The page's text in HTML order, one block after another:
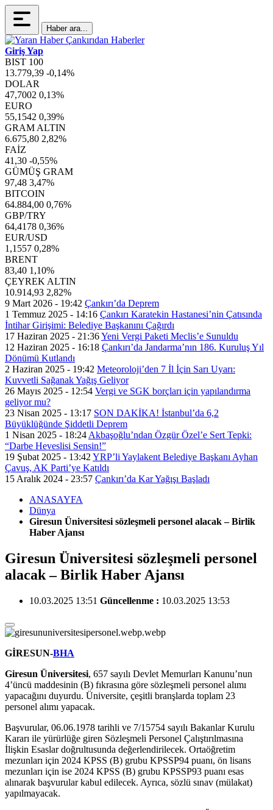
Haber ara...
Giriş Yap
BIST 100
13.779,39 -0,14%
DOLAR
47,7002 0,13%
EURO
55,1542 0,39%
GRAM ALTIN
6.675,80 2,82%
FAİZ
41,30 -0,55%
GÜMÜŞ GRAM
97,48 3,47%
BITCOIN
64.884,00 0,76%
GBP/TRY
64,4178 0,36%
EUR/USD
1,1557 0,28%
BRENT
83,40 1,10%
ÇEYREK ALTIN
10.914,93 2,82%
9 Mart 2026 - 19:42 Çankırı’da Deprem
1 Temmuz 2025 - 14:16 Çankırı Karatekin Hastanesi’nin Çatısında
İntihar Girişimi: Belediye Başkanını Çağırdı
17 Haziran 2025 - 21:36Yeni Vergi Paketi Meclis’e Sunuldu
12 Haziran 2025 - 16:18 Çankırı’da Jandarma’nın 186. Kuruluş Yıl
Dönümü Kutlandı
2 Haziran 2025 - 19:42 Meteoroloji’den 7 İl İçin Sarı Uyarı:
Kuvvetli Sağanak Yağış Geliyor
26 Mayıs 2025 - 12:54 Vergi ve SGK borçları için yapılandırma
geliyor mu?
23 Nisan 2025 - 13:17 SON DAKİKA! İstanbul’da 6,2
Büyüklüğünde Şiddetli Deprem
1 Nisan 2025 - 18:24 Akbaşoğlu’ndan Özgür Özel’e Sert Tepki:
“Darbe Heveslisi Sensin!”
19 Şubat 2025 - 13:42 YRP’li Yaylakent Belediye Başkanı Ayhan
Çavuş, AK Parti’ye Katıldı
15 Aralık 2024 - 23:57 Çankırı’da Kar Yağışı Başladı
ANASAYFA
Dünya
Giresun Üniversitesi sözleşmeli personel alacak – Birlik
Haber Ajansı
Giresun Üniversitesi sözleşmeli personel
alacak – Birlik Haber Ajansı
10.03.2025 13:51 Güncellenme : 10.03.2025 13:53
GİRESUN-BHA
Giresun Üniversitesi, 657 sayılı Devlet Memurları Kanunu’nun
4’üncü maddesinin (B) fıkrasına göre sözleşmeli personel alımı
yapacağını duyurdu. Üniversite, çeşitli branşlarda toplam 23
personel alımı yapacak.
Başvurular, 06.06.1978 tarihli ve 7/15754 sayılı Bakanlar Kurulu
Kararı ile yürürlüğe giren Sözleşmeli Personel Çalıştırılmasına
İlişkin Esaslar doğrultusunda değerlendirilecek. Ortaöğretim
mezunları için 2024 KPSS (B) grubu KPSSP94 puanı, ön lisans
mezunları için ise 2024 KPSS (B) grubu KPSSP93 puanı esas
alınarak başvurular kabul edilecek. Ayrıca, sözlü sınav (mülakat)
yapılmayacak.